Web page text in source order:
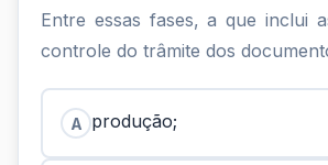
Entre essas fases, a que inclui
controle do trâmite dos
A produção;